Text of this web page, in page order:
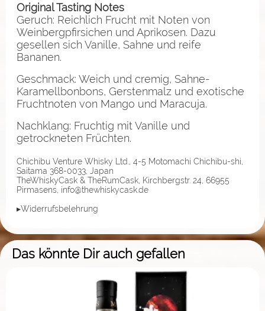
Original Tasting Notes
Geruch: Reichlich Frucht mit Noten von
Weinbergpfirsichen und Aprikosen. Dazu
gesellen sich Vanille, Sahne und reife
Bananen.
Geschmack: Weich und cremig, Sahne-
Karamellbonbons, Gerstenmalz und exotische
Fruchtnoten von Mango und Maracuja.
Nachklang: Fruchtig mit Vanille und
getrockneten Früchten.
Chichibu Venture Whisky Ltd., 4-5 Motomachi Chichibu-shi,
Saitama 368-0033, Japan
TheWhiskyCask & TheRumCask, Kirchbergstr. 24, 66955
Pirmasens, info@thewhiskycask.de
▸Widerrufsbelehrung
Das könnte Dir auch gefallen